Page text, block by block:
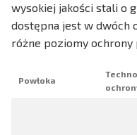
wysokiej jakości stali o
dostępna jest w dwóch
różne poziomy ochrony
Powłoka